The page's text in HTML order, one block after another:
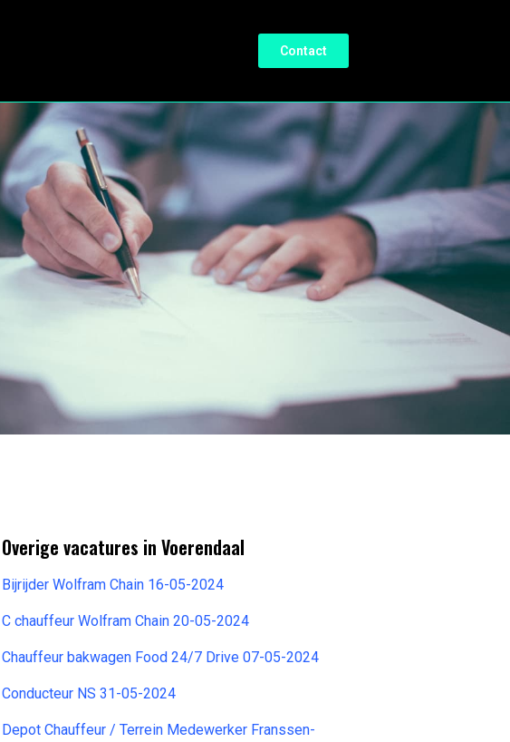
Contact
Overige vacatures in Voerendaal
Bijrijder Wolfram Chain 16-05-2024
C chauffeur Wolfram Chain 20-05-2024
Chauffeur bakwagen Food 24/7 Drive 07-05-2024
Conducteur NS 31-05-2024
Depot Chauffeur / Terrein Medewerker Franssen-